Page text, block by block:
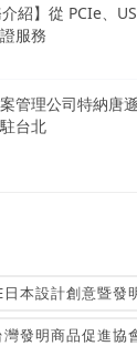
介紹】從 PCIe、
服務
管理公司特納唐
台北
日本設計創意暨發
灣發明商品促進協